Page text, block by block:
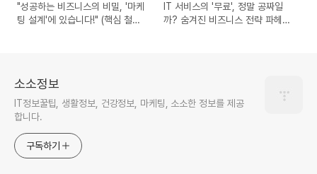
"성공하는 비즈니스의 비밀, '마케
팅 설계'에 있습니다!" (핵심 철학
IT 서비스의 '무료', 정말 공짜일
까? 숨겨진 비즈니스 전략 파헤치
소소정보
IT정보꿀팁, 생활정보, 건강정보, 마케팅, 소소한 정보를 제공
합니다.
구독하기